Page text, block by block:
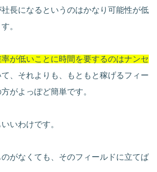
長になるというのはかなり可能性が低
。
が低いことに時間を要するのはナンセ
、それよりも、もともと稼げるフィー
がよっぽど簡単です。
いわけです。
がなくても、そのフィールドに立てば